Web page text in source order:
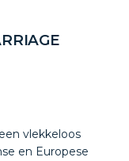
vlekkeloos
en Europese